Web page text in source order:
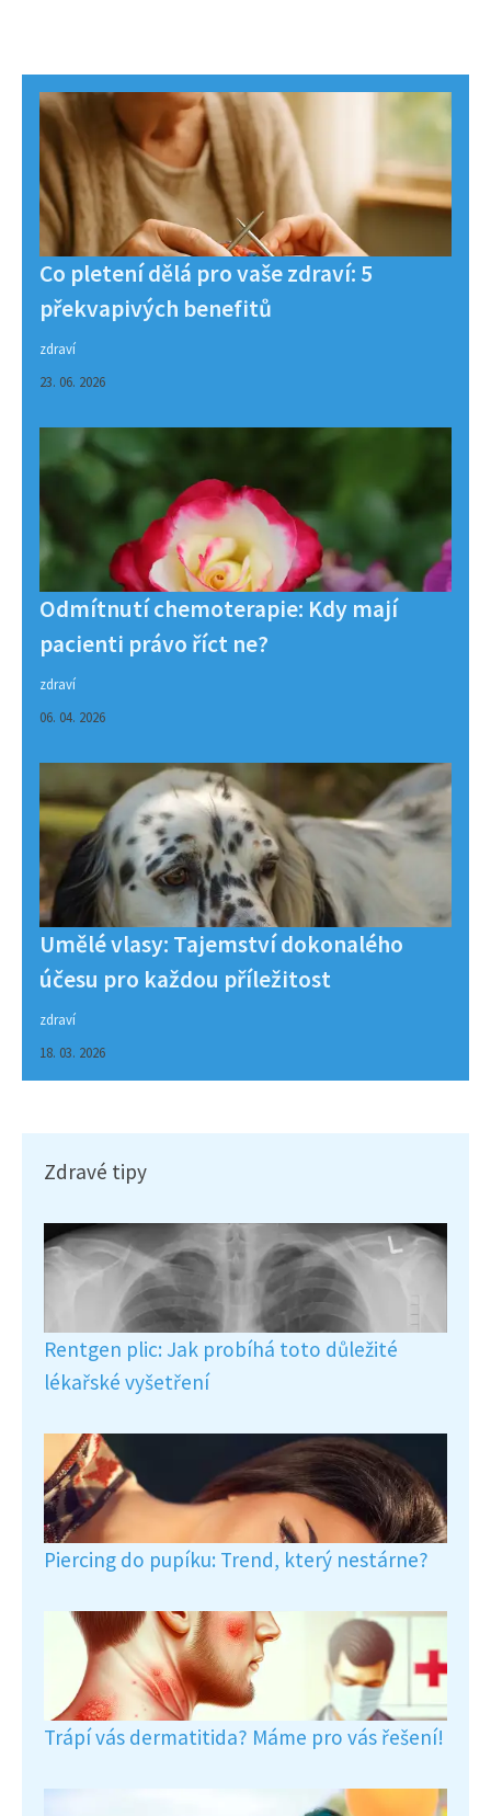
Co pletení dělá pro vaše zdraví: 5
překvapivých benefitů
zdraví
23. 06. 2026
Odmítnutí chemoterapie: Kdy mají
pacienti právo říct ne?
zdraví
06. 04. 2026
Umělé vlasy: Tajemství dokonalého
účesu pro každou příležitost
zdraví
18. 03. 2026
Zdravé tipy
Rentgen plic: Jak probíhá toto důležité
lékařské vyšetření
Piercing do pupíku: Trend, který nestárne?
Trápí vás dermatitida? Máme pro vás řešení!